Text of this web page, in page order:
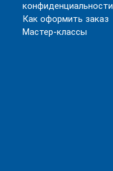
конфиденциальности
Как оформить заказ
Мастер-классы